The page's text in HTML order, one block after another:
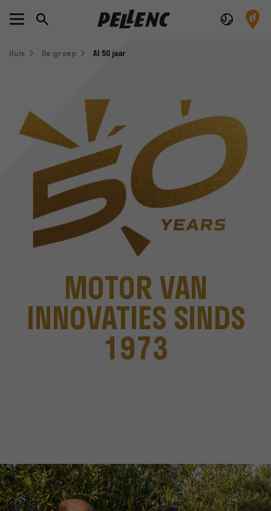
Huis De groep Al 50 jaar
MOTOR VAN
INNOVATIES SINDS
1973